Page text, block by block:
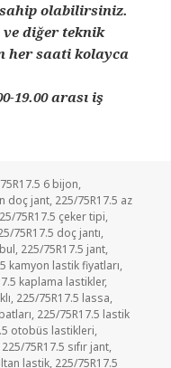
olabilirsiniz.
diğer teknik
her saati kolayca
19.00 arası iş
6 bijon,
doç jant, 225/75R17.5 az
75R17.5 çeker tipi,
75R17.5 doç jantı,
, 225/75R17.5 jant,
kamyon lastik fiyatları,
kaplama lastikler,
, 225/75R17.5 lassa,
, 225/75R17.5 lastik
otobüs lastikleri,
225/75R17.5 sıfır jant,
lastik, 225/75R17.5